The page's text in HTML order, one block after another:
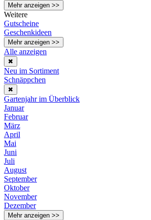
Mehr anzeigen >>
Weitere
Gutscheine
Geschenkideen
Mehr anzeigen >>
Alle anzeigen
✖
Neu im Sortiment
Schnäppchen
✖
Gartenjahr im Überblick
Januar
Februar
März
April
Mai
Juni
Juli
August
September
Oktober
November
Dezember
Mehr anzeigen >>